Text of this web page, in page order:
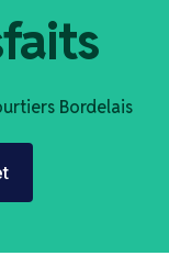
Bordelais